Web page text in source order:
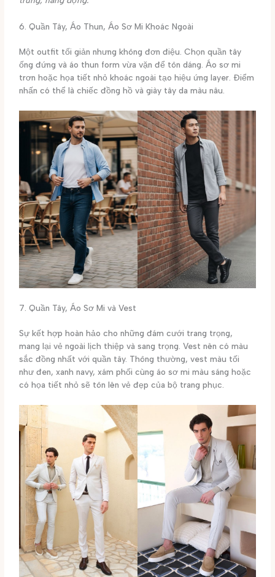
6. Quần Tây, Áo Thun, Áo Sơ Mi Khoác Ngoài
Một outfit tối giản nhưng không đơn điệu. Chọn quần tây
ống đứng và áo thun form vừa vặn để tôn dáng. Áo sơ mi
trơn hoặc họa tiết nhỏ khoác ngoài tạo hiệu ứng layer. Điểm
nhấn có thể là chiếc đồng hồ và giày tây da màu nâu.
7. Quần Tây, Áo Sơ Mi và Vest
Sự kết hợp hoàn hảo cho những đám cưới trang trọng,
mang lại vẻ ngoài lịch thiệp và sang trọng. Vest nên có màu
sắc đồng nhất với quần tây. Thông thường, vest màu tối
như đen, xanh navy, xám phối cùng áo sơ mi màu sáng hoặc
có họa tiết nhỏ sẽ tôn lên vẻ đẹp của bộ trang phục.